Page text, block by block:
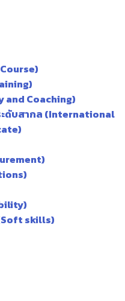
and Coaching)
ะดับสากล (International
skills)